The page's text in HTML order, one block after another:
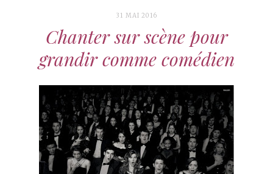
31 MAI 2016
Chanter sur scène pour
grandir comme comédien